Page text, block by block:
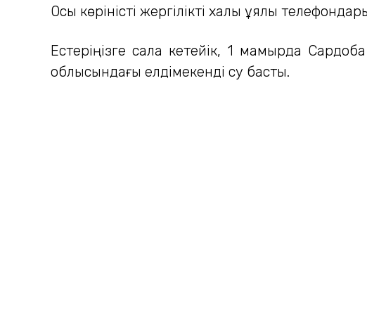
Осы көріністі жергілікті халық ұялы
Естеріңізге сала кетейік, 1 мамырда
облысындағы елдімекенді су басты.